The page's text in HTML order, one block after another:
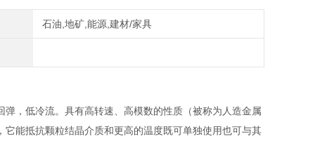
石油,地矿,能源,建材/家具
，低冷流。具有高转速、高模数的性质（被称为人造金属
能抵抗颗粒结晶介质和更高的温度既可单独使用也可与其